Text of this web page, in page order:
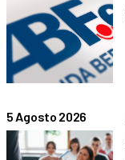
5 Agosto 2026